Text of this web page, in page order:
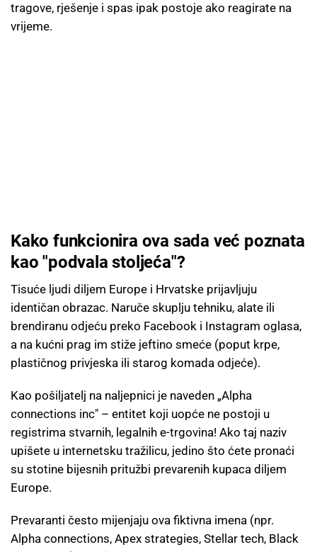
tragove, rješenje i spas ipak postoje ako reagirate na
vrijeme.
Kako funkcionira ova sada već poznata
kao "podvala stoljeća"?
Tisuće ljudi diljem Europe i Hrvatske prijavljuju
identičan obrazac. Naruče skuplju tehniku, alate ili
brendiranu odjeću preko Facebook i Instagram oglasa,
a na kućni prag im stiže jeftino smeće (poput krpe,
plastičnog privjeska ili starog komada odjeće).
Kao pošiljatelj na naljepnici je naveden „Alpha
connections inc" – entitet koji uopće ne postoji u
registrima stvarnih, legalnih e-trgovina! Ako taj naziv
upišete u internetsku tražilicu, jedino što ćete pronaći
su stotine bijesnih pritužbi prevarenih kupaca diljem
Europe.
Prevaranti često mijenjaju ova fiktivna imena (npr.
Alpha connections, Apex strategies, Stellar tech, Black